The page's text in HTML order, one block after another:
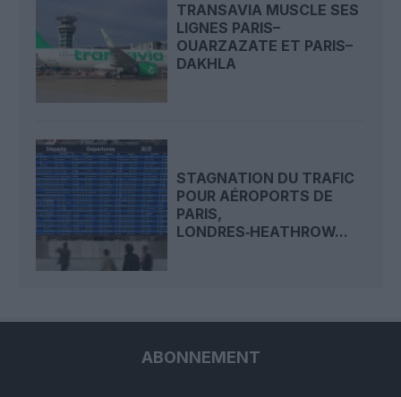
TRANSAVIA MUSCLE SES
LIGNES PARIS–
OUARZAZATE ET PARIS–
DAKHLA
STAGNATION DU TRAFIC
POUR AÉROPORTS DE
PARIS,
LONDRES‑HEATHROW...
ABONNEMENT